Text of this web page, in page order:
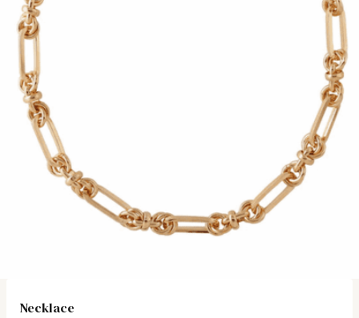
Necklace